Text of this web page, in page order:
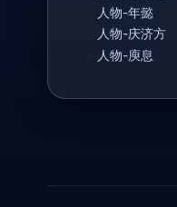
人物-年懿
人物-庆济方
人物-庾息